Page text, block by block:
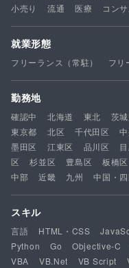
小売り
流通 医療 コン
就業形態
フリーランス（常駐） フリ
勤務地
確認中 北海道 東北 茨
東京都
北区 千代田区
墨田区
江東区 品川区
区
杉並区 豊島区 板橋区
中部
近畿 九州 中国・
スキル
言語 HTML・CSS
Python
Go Objective-C
VBA
VB.Net VB Script